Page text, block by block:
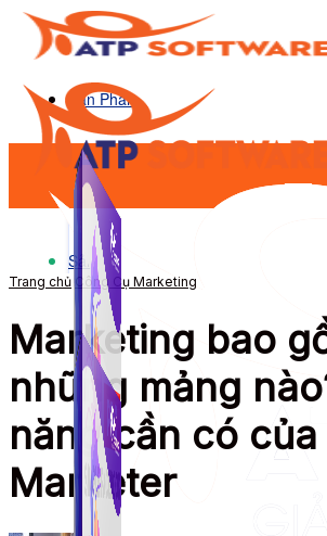
Sản Phẩm
Sản Phẩm
Trang chủ Công Cụ Marketing
Marketing bao
những mảng
năng cần có của
Marketer